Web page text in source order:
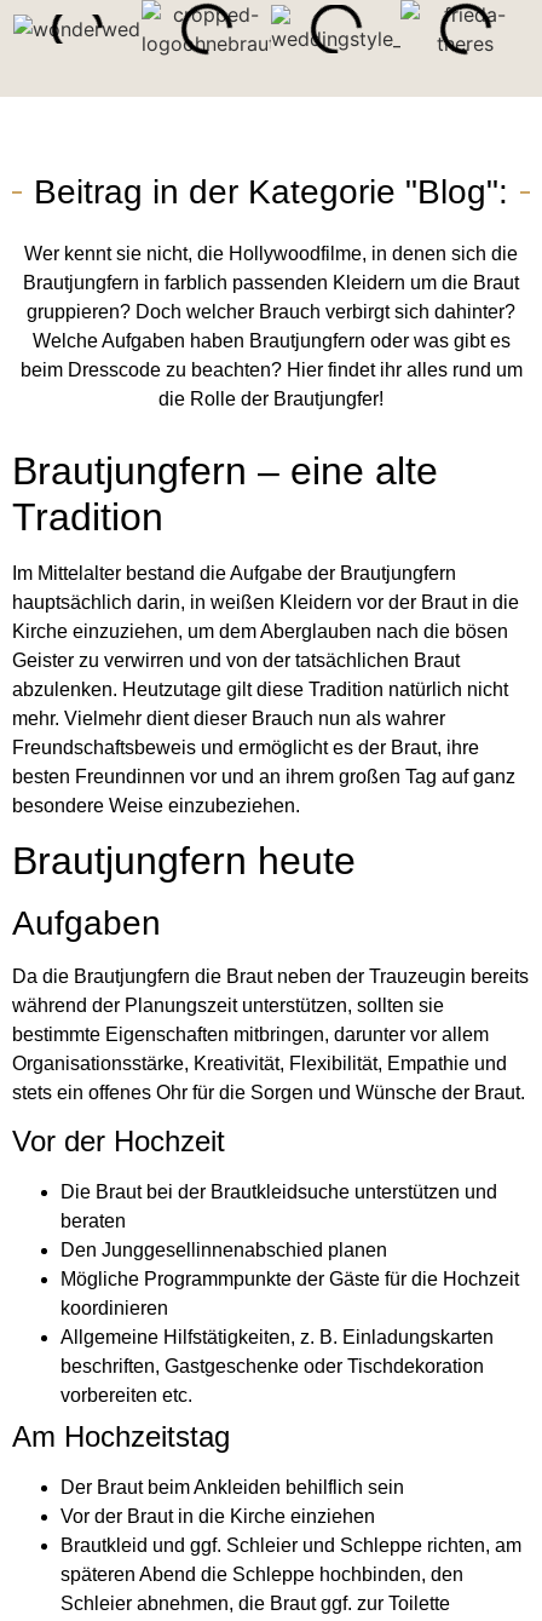
Beitrag in der Kategorie "Blog":
Wer kennt sie nicht, die Hollywoodfilme, in denen sich die
Brautjungfern in farblich passenden Kleidern um die Braut
gruppieren? Doch welcher Brauch verbirgt sich dahinter?
Welche Aufgaben haben Brautjungfern oder was gibt es
beim Dresscode zu beachten? Hier findet ihr alles rund um
die Rolle der Brautjungfer!
Brautjungfern – eine alte
Tradition
Im Mittelalter bestand die Aufgabe der Brautjungfern
hauptsächlich darin, in weißen Kleidern vor der Braut in die
Kirche einzuziehen, um dem Aberglauben nach die bösen
Geister zu verwirren und von der tatsächlichen Braut
abzulenken. Heutzutage gilt diese Tradition natürlich nicht
mehr. Vielmehr dient dieser Brauch nun als wahrer
Freundschaftsbeweis und ermöglicht es der Braut, ihre
besten Freundinnen vor und an ihrem großen Tag auf ganz
besondere Weise einzubeziehen.
Brautjungfern heute
Aufgaben
Da die Brautjungfern die Braut neben der Trauzeugin bereits
während der Planungszeit unterstützen, sollten sie
bestimmte Eigenschaften mitbringen, darunter vor allem
Organisationsstärke, Kreativität, Flexibilität, Empathie und
stets ein offenes Ohr für die Sorgen und Wünsche der Braut.
Vor der Hochzeit
Die Braut bei der Brautkleidsuche unterstützen und
beraten
Den Junggesellinnenabschied planen
Mögliche Programmpunkte der Gäste für die Hochzeit
koordinieren
Allgemeine Hilfstätigkeiten, z. B. Einladungskarten
beschriften, Gastgeschenke oder Tischdekoration
vorbereiten etc.
Am Hochzeitstag
Der Braut beim Ankleiden behilflich sein
Vor der Braut in die Kirche einziehen
Brautkleid und ggf. Schleier und Schleppe richten, am
späteren Abend die Schleppe hochbinden, den
Schleier abnehmen, die Braut ggf. zur Toilette